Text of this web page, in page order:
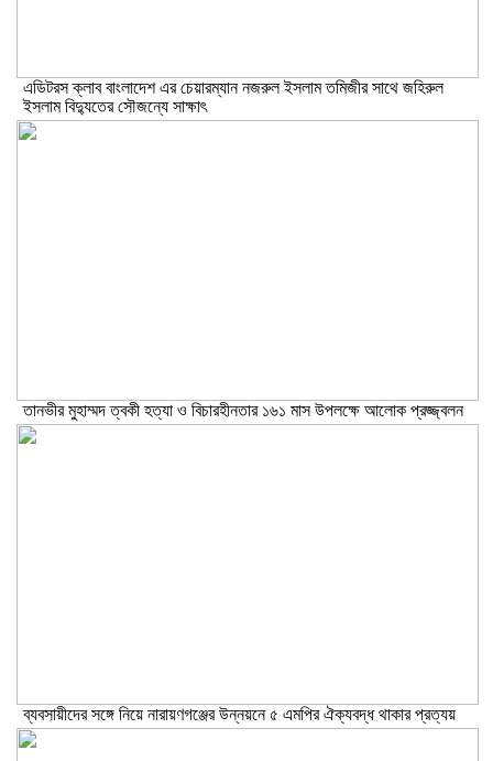
এডিটরস ক্লাব বাংলাদেশ এর চেয়ারম্যান নজরুল ইসলাম তমিজীর সাথে জহিরুল
ইসলাম বিদ্যুতের সৌজন্যে সাক্ষাৎ
তানভীর মুহাম্মদ ত্বকী হত্যা ও বিচারহীনতার ১৬১ মাস উপলক্ষে আলোক প্রজ্জ্বলন
ব্যবসায়ীদের সঙ্গে নিয়ে নারায়ণগঞ্জের উন্নয়নে ৫ এমপির ঐক্যবদ্ধ থাকার প্রত্যয়